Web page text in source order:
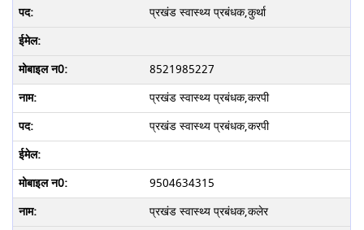
प्रखंड स्वास्थ्य प्रबंधक,कुर्था
8521985227
प्रखंड स्वास्थ्य प्रबंधक,करपी
प्रखंड स्वास्थ्य प्रबंधक,करपी
9504634315
प्रखंड स्वास्थ्य प्रबंधक,कलेर